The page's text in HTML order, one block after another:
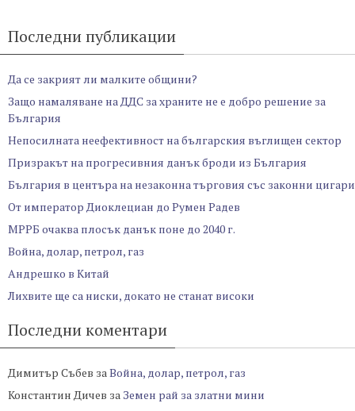
Последни публикации
Да се закрият ли малките общини?
Защо намаляване на ДДС за храните не е добро решение за
България
Непосилната неефективност на българския въглищен сектор
Призракът на прогресивния данък броди из България
България в центъра на незаконна търговия със законни цигари
От император Диоклециан до Румен Радев
МРРБ очаква плосък данък поне до 2040 г.
Война, долар, петрол, газ
Андрешко в Китай
Лихвите ще са ниски, докато не станат високи
Последни коментари
Димитър Събев за Война, долар, петрол, газ
Константин Дичев за Земен рай за златни мини